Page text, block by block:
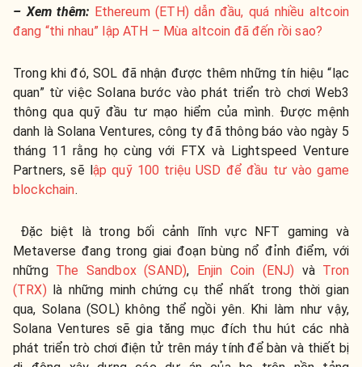
– Xem thêm: Ethereum (ETH) dẫn đầu, quá nhiều altcoin
đang “thi nhau” lập ATH – Mùa altcoin đã đến rồi sao?
Trong khi đó, SOL đã nhận được thêm những tín hiệu “lạc
quan” từ việc Solana bước vào phát triển trò chơi Web3
thông qua quỹ đầu tư mạo hiểm của mình. Được mệnh
danh là Solana Ventures, công ty đã thông báo vào ngày 5
tháng 11 rằng họ cùng với FTX và Lightspeed Venture
Partners, sẽ l ập quỹ 100 triệu USD để đầu tư vào game
blockchain.
Đặc biệt là trong bối cảnh lĩnh vực NFT gaming và
Metaverse đang trong giai đoạn bùng nổ đỉnh điểm, với
những The Sandbox (SAND), Enjin Coin (ENJ) và Tron
(TRX) là những minh chứng cụ thể nhất trong thời gian
qua, Solana (SOL) không thể ngồi yên. Khi làm như vậy,
Solana Ventures sẽ gia tăng mục đích thu hút các nhà
phát triển trò chơi điện tử trên máy tính để bàn và thiết bị